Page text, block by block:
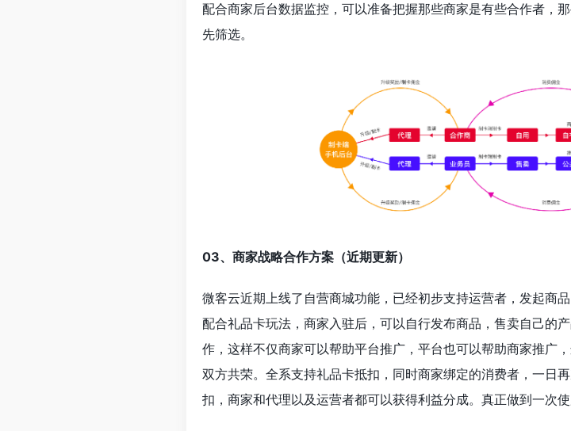
配合商家后台数据监控，可以准备把握那些商家是有些合作者，
先筛选。
03、商家战略合作方案（近期更新）
微客云近期上线了自营商城功能，已经初步支持运营者，发起商
配合礼品卡玩法，商家入驻后，可以自行发布商品，售卖自己的
作，这样不仅商家可以帮助平台推广，平台也可以帮助商家推广
双方共荣。全系支持礼品卡抵扣，同时商家绑定的消费者，一日
扣，商家和代理以及运营者都可以获得利益分成。真正做到一次使